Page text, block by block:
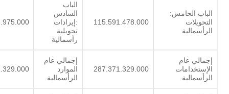
الباب الخامس:
التحويلات
الرأسمالية
115.591.478.000
الباب
السادس
:إيرادات
تحويلية
رأسمالية
إجمالي عام
الإستخدامات
الرأسمالية
287.371.329.000
إجمالي عام
الموارد
الرأسمالية